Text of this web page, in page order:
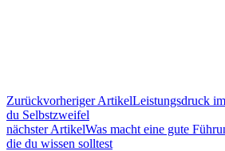
Zurückvorheriger ArtikelLeistungsdruck
du Selbstzweifel
nächster ArtikelWas macht eine gute
die du wissen solltest